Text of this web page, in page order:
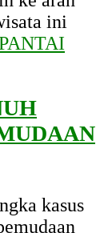
ini
kasus